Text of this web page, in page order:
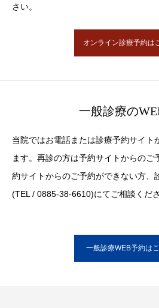
さい。
オンライン診療予約は
一般診療の
当院ではお電話または診療予約サイト
ます。再診の方は予約サイトからのご
約サイトからのご予約ができない方、
(TEL / 0885-38-6610)にてご相談くださ
一般診療WEB予約は